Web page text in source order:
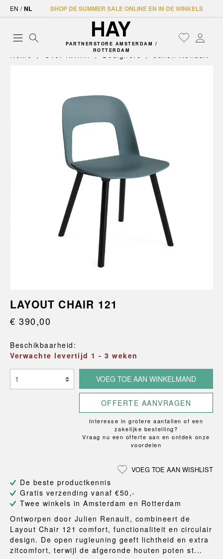
EN / NL SHOP DE SUMMER SALE ONLINE EN IN DE WINKELS
PARTNERSTORE AMSTERDAM /
ROTTERDAM
Home Over HAY.nl Designers Julien Renault
LAYOUT CHAIR 121
€ 390,00
Beschikbaarheid:
Verwachte levertijd 1 - 3 weken
VOEG TOE AAN WINKELMAND
OFFERTE AANVRAGEN
Interesse in grotere aantallen of een
zakelijke bestelling?
Vraag nu een offerte aan en ontdek onze
voordelen
VOEG TOE AAN WISHLIST
De beste productkennis
Gratis verzending vanaf €50,-
Twee winkels in Amsterdam en Rotterdam
Ontworpen door Julien Renault, combineert de
Layout Chair 121 comfort, functionaliteit en circulair
design. De open rugleuning geeft lichtheid en extra
zitcomfort, terwijl de afgeronde houten poten st...